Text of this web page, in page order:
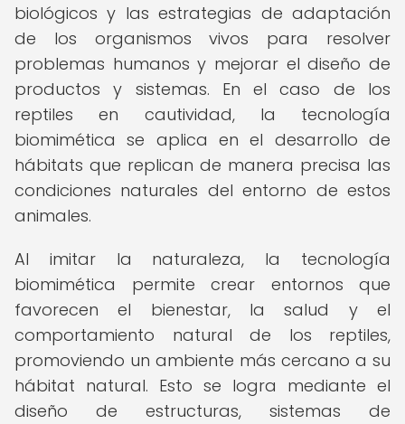
biológicos y las estrategias de adaptación
de los organismos vivos para resolver
problemas humanos y mejorar el diseño de
productos y sistemas. En el caso de los
reptiles en cautividad, la tecnología
biomimética se aplica en el desarrollo de
hábitats que replican de manera precisa las
condiciones naturales del entorno de estos
animales.
Al imitar la naturaleza, la tecnología
biomimética permite crear entornos que
favorecen el bienestar, la salud y el
comportamiento natural de los reptiles,
promoviendo un ambiente más cercano a su
hábitat natural. Esto se logra mediante el
diseño de estructuras, sistemas de